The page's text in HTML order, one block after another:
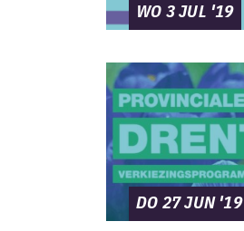
WO 3 JUL '19
DO 27 JUN '19